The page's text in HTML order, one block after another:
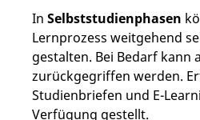
In Selbststudienphasen
Lernprozess weitgehend
gestalten. Bei Bedarf
zurückgegriffen werden.
Studienbriefen und E-
Verfügung gestellt.